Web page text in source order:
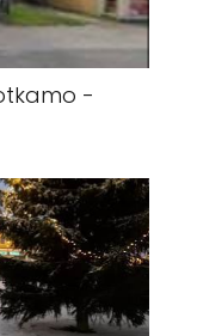
-